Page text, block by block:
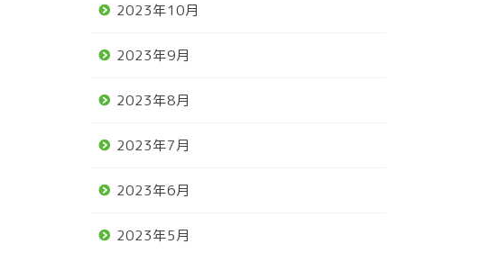
2023年10月
2023年9月
2023年8月
2023年7月
2023年6月
2023年5月